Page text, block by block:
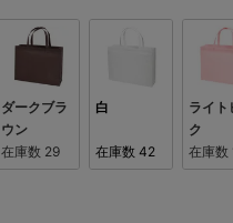
ダークブラ
ウン
在庫数 29
白
在庫数 42
ライト
ク
在庫数